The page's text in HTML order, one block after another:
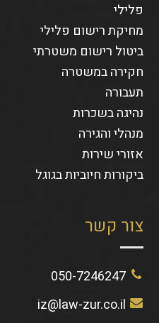
צור קשר
050-7246247
iz@law-zur.co.il
פלילי
מחיקת רישום פלילי
ביטול רישום משטרתי
חקירה במשטרה
תעבורה
נהיגה בשכרות
מנהלי והגירה
אזורי שירות
ביקורות חיוביות בגוגל